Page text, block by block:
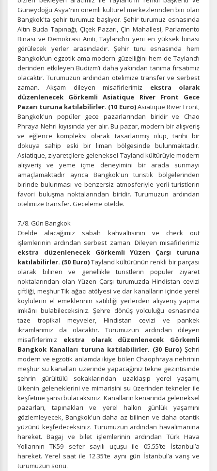
İstatistik Çerezleri
Ziyaretçilerin siteyi nasıl kullandığını anonim olarak
ölçeriz. Hangi sayfaların popüler olduğunu ve
kullanıcıların nerede zorluk yaşadığını anlamamıza
yardımcı olur.
Pazarlama Çerezleri
Size ve ilgi alanlarınıza uygun reklamlar göstermek için
kullanılır. Kapatırsanız reklamları görmeye devam
edersiniz, ancak daha az alakalı olabilirler.
Tercihleri Kaydet
Güneydoğu Asya'nın önemli kültürel merkezlerinden biri olan
Bangkok'ta şehir turumuz başlıyor. Şehir turumuz esnasında
Altın Buda Tapınağı, Çiçek Pazarı, Çin Mahallesi, Parlamento
Binası ve Demokrasi Anıtı, Tayland’ın yeni en yüksek binası
görülecek yerler arasındadır. Şehir turu esnasında hem
Bangkok’un egzotik ama modern güzelliğini hem de Tayland’ı
derinden etkileyen Budizm’i daha yakından tanıma fırsatımız
olacaktır. Turumuzun ardından otelimize transfer ve serbest
zaman. Akşam dileyen misafirlerimiz ekstra olarak
düzenlenecek Görkemli Asiatique River Front Gece
Pazarı turuna katılabilirler. (10 Euro)Asiatique River Front,
Bangkok'un popüler gece pazarlarından biridir ve Chao
Phraya Nehri kıyısında yer alır. Bu pazar, modern bir alışveriş
ve eğlence kompleksi olarak tasarlanmış olup, tarihi bir
dokuya sahip eski bir liman bölgesinde bulunmaktadır.
Asiatique, ziyaretçilere geleneksel Tayland kültürüyle modern
alışveriş ve yeme içme deneyimini bir arada sunmayı
amaçlamaktadır ayrıca Bangkok'un turistik bölgelerinden
birinde bulunması ve benzersiz atmosferiyle yerli turistlerin
favori buluşma noktalarından biridir. Turumuzun ardından
otelimize transfer. Geceleme otelde.
7./8. Gün Bangkok
Otelde alacağımız sabah kahvaltısının ve check out
işlemlerinin ardından serbest zaman. Dileyen misafirlerimiz
ekstra düzenlenecek Görkemli Yüzen Çarşı turuna
katılabilirler. (50 Euro)Tayland kültürünün renkli bir parçası
olarak bilinen ve genellikle turistlerin popüler ziyaret
noktalarından olan Yüzen Çarşı turumuzda Hindistan cevizi
çiftliği, meşhur Tik ağacı atölyesi ve dar kanalların içinde yerel
köylülerin el emeklerinin satıldığı yerlerden alışveriş yapma
imkânı bulabileceksiniz. Şehre dönüş yolculuğu esnasında
taze tropikal meyveler, Hindistan cevizi ve pankek
ikramlarımız da olacaktır. Turumuzun ardından dileyen
misafirlerimiz ekstra olarak düzenlenecek Görkemli
Bangkok Kanalları turuna katılabilirler. (30 Euro) Şehri
modern ve egzotik anlamda ikiye bölen Chaophraya nehrinin
meşhur su kanalları üzerinde yapacağınız tekne gezintisinde
şehrin gürültülü sokaklarından uzaklaşıp yerel yaşamı,
ülkenin geleneklerini ve mimarisini su üzerinden tekneler ile
keşfetme şansı bulacaksınız. Kanalların kenarında geleneksel
pazarları, tapınakları ve yerel halkın günlük yaşamını
gözlemleyecek, Bangkok'un daha az bilinen ve daha otantik
yüzünü keşfedeceksiniz. Turumuzun ardından havalimanına
hareket. Bagaj ve bilet işlemlerinin ardından Türk Hava
Yollarının TK59 sefer sayılı uçuşu ile 05.55’te İstanbul’a
hareket. Yerel saat ile 12.35’te aynı gün İstanbul’a varış ve
turumuzun sonu.